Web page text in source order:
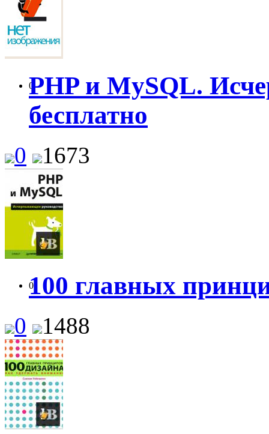
0
PHP и MySQL.
бесплатно
0 1673
0
100 главных
0 1488